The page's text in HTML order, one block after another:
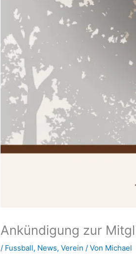
Ankündigung zur
/ Fussball, News,Verein / Von Michael